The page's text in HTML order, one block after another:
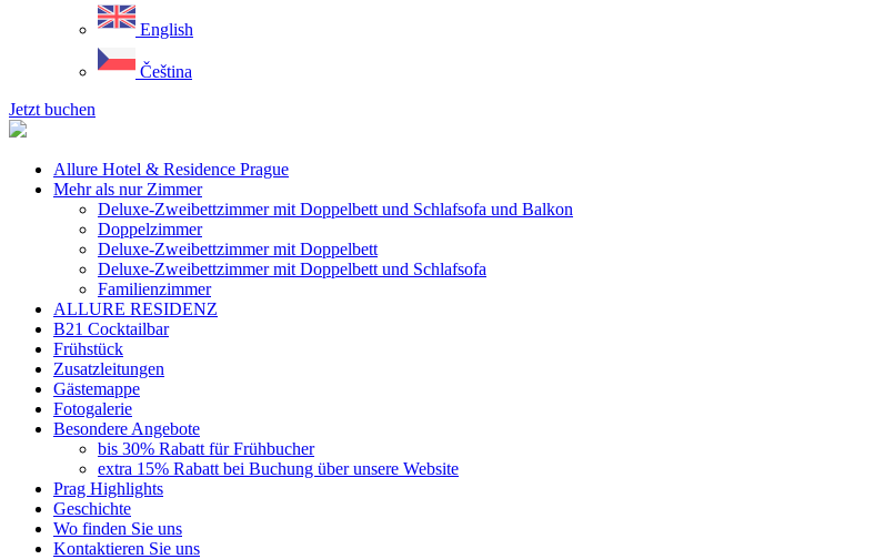
English
Čeština
Jetzt buchen
Allure Hotel & Residence Prague
Mehr als nur Zimmer
Deluxe-Zweibettzimmer mit Doppelbett und Schlafsofa und Balkon
Doppelzimmer
Deluxe-Zweibettzimmer mit Doppelbett
Deluxe-Zweibettzimmer mit Doppelbett und Schlafsofa
Familienzimmer
ALLURE RESIDENZ
B21 Cocktailbar
Frühstück
Zusatzleitungen
Gästemappe
Fotogalerie
Besondere Angebote
bis 30% Rabatt für Frühbucher
extra 15% Rabatt bei Buchung über unsere Website
Prag Highlights
Geschichte
Wo finden Sie uns
Kontaktieren Sie uns